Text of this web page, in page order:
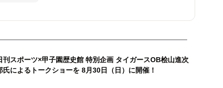
刊スポーツ×甲子園歴史館 特別企画 タイガースOB桧山進次
氏によるトークショーを 8月30日（日）に開催！